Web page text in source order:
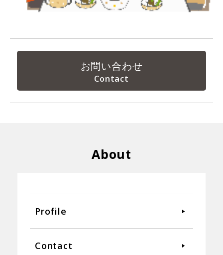
お問い合わせ
About
Profile
Contact